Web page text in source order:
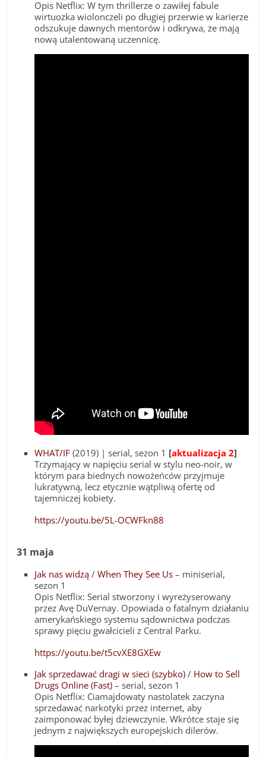
Opis Netflix: W tym thrillerze o zawiłej fabule
wirtuozka wiolonczeli po długiej przerwie w karierze
odszukuje dawnych mentorów i odkrywa, że mają
nową utalentowaną uczennicę.
WHAT/IF (2019) | serial, sezon 1 [aktualizacja 2]
Trzymający w napięciu serial w stylu neo-noir, w
którym para biednych nowożeńców przyjmuje
lukratywną, lecz etycznie wątpliwą ofertę od
tajemniczej kobiety.
https://youtu.be/5L-OCWFkn88
31 maja
Jak nas widzą /When They See Us – miniserial,
sezon 1
Opis Netflix: Serial stworzony i wyreżyserowany
przez Avę DuVernay. Opowiada o fatalnym działaniu
amerykańskiego systemu sądownictwa podczas
sprawy pięciu gwałcicieli z Central Parku.
https://youtu.be/t5cvXE8GXEw
Jak sprzedawać dragi w sieci (szybko) / How to Sell
Drugs Online (Fast) – serial, sezon 1
Opis Netflix: Ciamajdowaty nastolatek zaczyna
sprzedawać narkotyki przez internet, aby
zaimponować byłej dziewczynie. Wkrótce staje się
jednym z największych europejskich dilerów.